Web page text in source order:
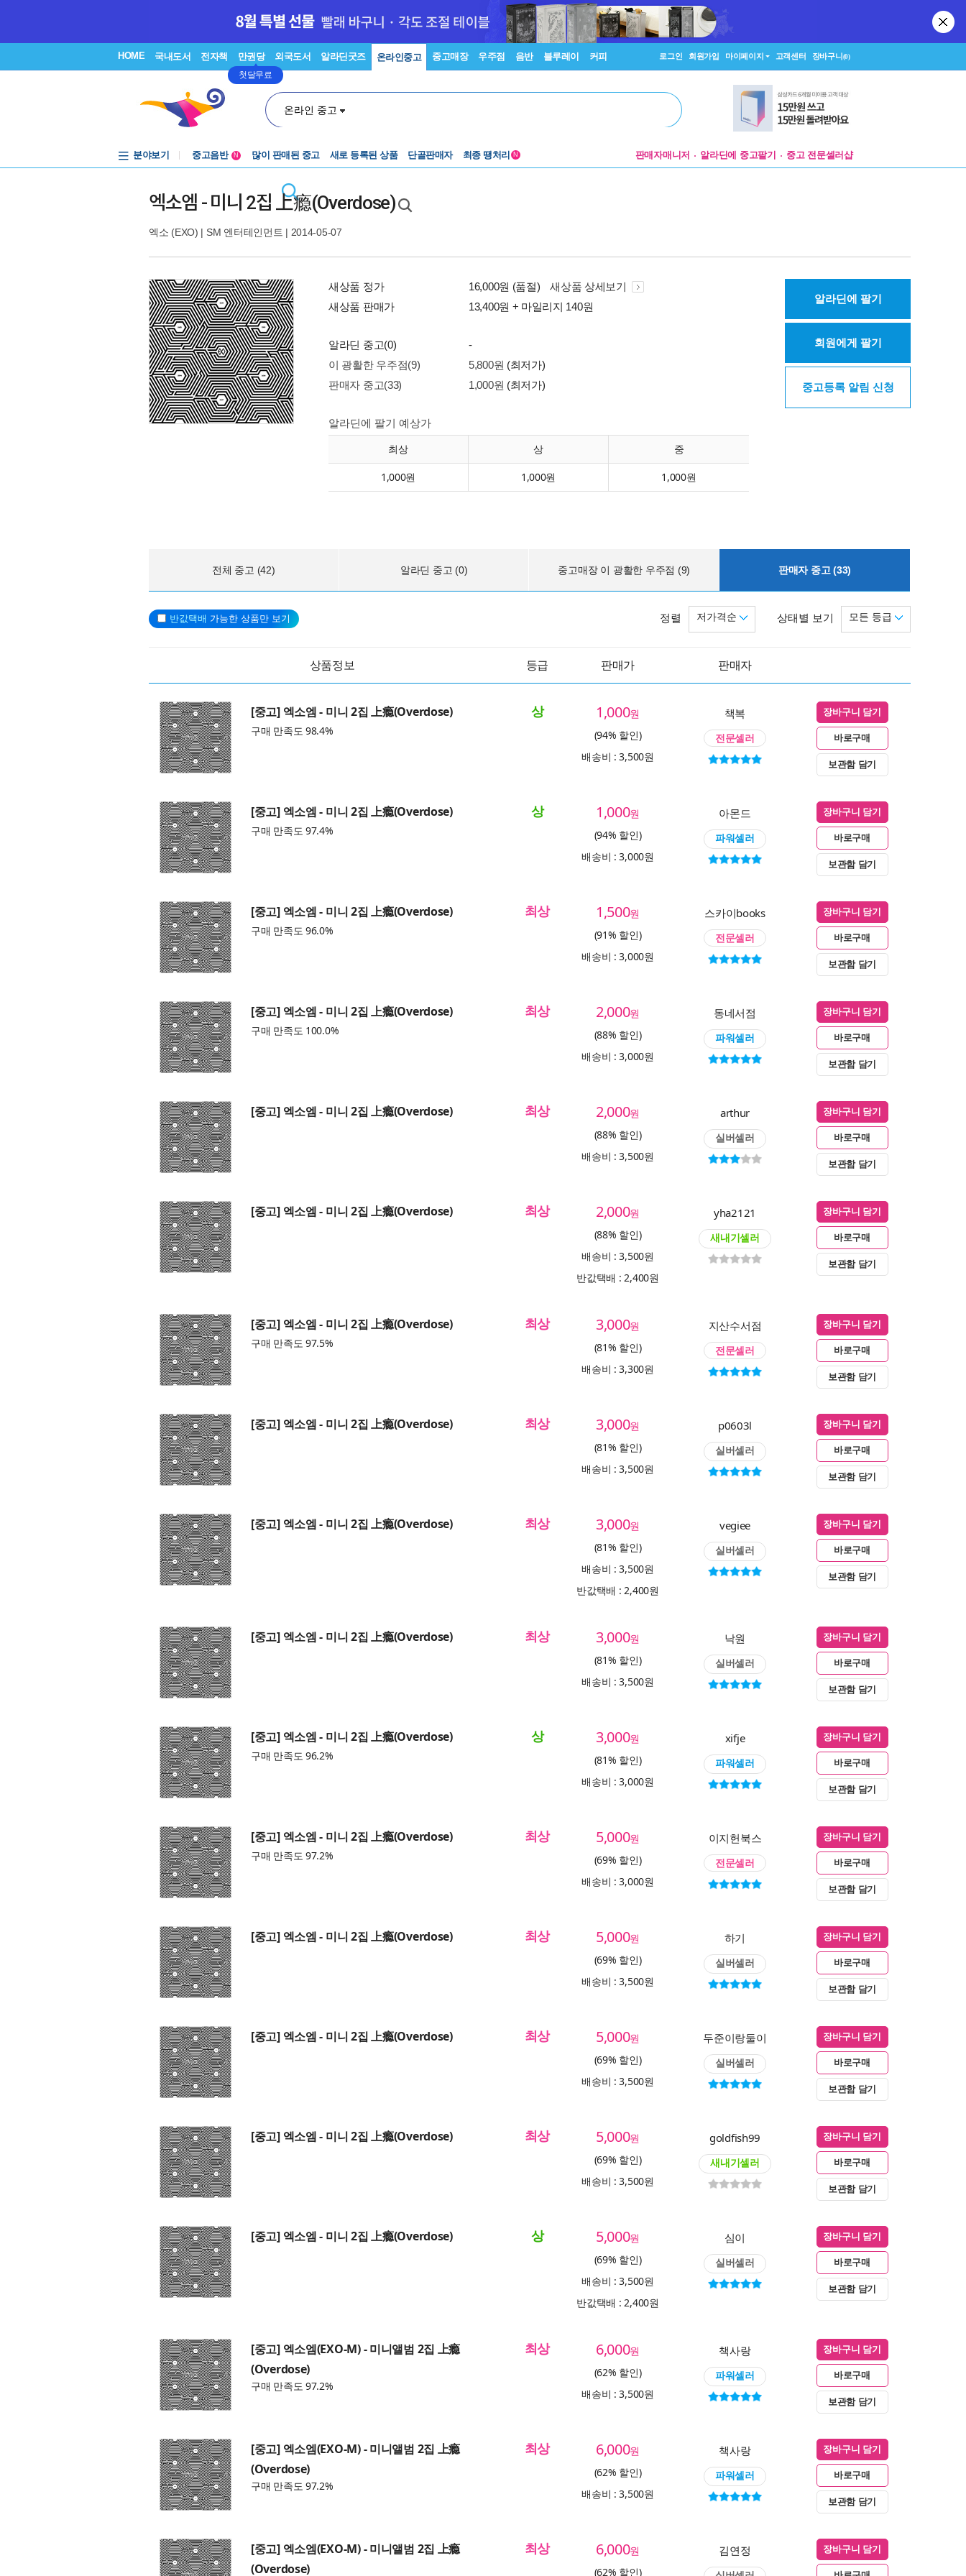
HOME 국내도서 전자책 만권당
첫달무료
외국도서 알라딘굿즈 온라인중고 중고매장 우주점 음반 블루레이 커피 로그인 회원가입 마이페이지 고객센터 장바구니(0)
온라인 중고
분야보기
중고음반
중고음반
N 많이 판매된 중고 새로 등록된 상품 단골판매자 최종 땡처리 N 판매자매니저 알라딘에 중고팔기 중고 전문셀러샵
엑소엠 - 미니 2집 上瘾(Overdose)
엑소 (EXO) | SM 엔터테인먼트 | 2014-05-07
새상품 정가 16,000원 (품절)
새상품 상세보기
새상품 판매가
13,400원 + 마일리지 140원
알라딘 중고(0)
-
이 광활한 우주점(9)
5,800원 (최저가)
판매자 중고(33)
1,000원 (최저가)
알라딘에 팔기 예상가
최상 상 중
1,000원 1,000원 1,000원
알라딘에 팔기
회원에게 팔기
중고등록 알림 신청
전체 중고 (42) 알라딘 중고 (0) 중고매장 이 광활한 우주점 (9) 판매자 중고 (33)
반값택배 가능한 상품만 보기 상태별 보기 모든 등급
정렬 저가격순
상품정보 등급 판매가 판매자
[중고] 엑소엠 - 미니 2집 上瘾(Overdose)
구매 만족도 98.4%
상 1,000원
(94% 할인)
배송비 : 3,500원
책복
전문셀러
장바구니 담기
바로구매
보관함 담기
[중고] 엑소엠 - 미니 2집 上瘾(Overdose)
구매 만족도 97.4%
상 1,000원
(94% 할인)
배송비 : 3,000원
아몬드
파워셀러
장바구니 담기
바로구매
보관함 담기
[중고] 엑소엠 - 미니 2집 上瘾(Overdose)
구매 만족도 96.0%
최상 1,500원
(91% 할인)
배송비 : 3,000원
스카이books
전문셀러
장바구니 담기
바로구매
보관함 담기
[중고] 엑소엠 - 미니 2집 上瘾(Overdose)
구매 만족도 100.0%
최상 2,000원
(88% 할인)
배송비 : 3,000원
동네서점
파워셀러
장바구니 담기
바로구매
보관함 담기
[중고] 엑소엠 - 미니 2집 上瘾(Overdose) 최상 2,000원
(88% 할인)
배송비 : 3,500원
arthur
실버셀러
장바구니 담기
바로구매
보관함 담기
[중고] 엑소엠 - 미니 2집 上瘾(Overdose) 최상 2,000원
(88% 할인)
배송비 : 3,500원
반값택배 : 2,400원
yha2121
새내기셀러
장바구니 담기
바로구매
보관함 담기
[중고] 엑소엠 - 미니 2집 上瘾(Overdose)
구매 만족도 97.5%
최상 3,000원
(81% 할인)
배송비 : 3,300원
지산수서점
전문셀러
장바구니 담기
바로구매
보관함 담기
[중고] 엑소엠 - 미니 2집 上瘾(Overdose) 최상 3,000원
(81% 할인)
배송비 : 3,500원
p0603l
실버셀러
장바구니 담기
바로구매
보관함 담기
[중고] 엑소엠 - 미니 2집 上瘾(Overdose) 최상 3,000원
(81% 할인)
배송비 : 3,500원
반값택배 : 2,400원
vegiee
실버셀러
장바구니 담기
바로구매
보관함 담기
[중고] 엑소엠 - 미니 2집 上瘾(Overdose) 최상 3,000원
(81% 할인)
배송비 : 3,500원
낙원
실버셀러
장바구니 담기
바로구매
보관함 담기
[중고] 엑소엠 - 미니 2집 上瘾(Overdose)
구매 만족도 96.2%
상 3,000원
(81% 할인)
배송비 : 3,000원
xifje
파워셀러
장바구니 담기
바로구매
보관함 담기
[중고] 엑소엠 - 미니 2집 上瘾(Overdose)
구매 만족도 97.2%
최상 5,000원
(69% 할인)
배송비 : 3,000원
이지헌북스
전문셀러
장바구니 담기
바로구매
보관함 담기
[중고] 엑소엠 - 미니 2집 上瘾(Overdose) 최상 5,000원
(69% 할인)
배송비 : 3,500원
하기
실버셀러
장바구니 담기
바로구매
보관함 담기
[중고] 엑소엠 - 미니 2집 上瘾(Overdose) 최상 5,000원
(69% 할인)
배송비 : 3,500원
두준이랑둘이
실버셀러
장바구니 담기
바로구매
보관함 담기
[중고] 엑소엠 - 미니 2집 上瘾(Overdose) 최상 5,000원
(69% 할인)
배송비 : 3,500원
goldfish99
새내기셀러
장바구니 담기
바로구매
보관함 담기
[중고] 엑소엠 - 미니 2집 上瘾(Overdose) 상 5,000원
(69% 할인)
배송비 : 3,500원
반값택배 : 2,400원
심이
실버셀러
장바구니 담기
바로구매
보관함 담기
[중고] 엑소엠(EXO-M) - 미니앨범 2집 上瘾
(Overdose)
구매 만족도 97.2%
최상 6,000원
(62% 할인)
배송비 : 3,500원
책사랑
파워셀러
장바구니 담기
바로구매
보관함 담기
[중고] 엑소엠(EXO-M) - 미니앨범 2집 上瘾
(Overdose)
구매 만족도 97.2%
최상 6,000원
(62% 할인)
배송비 : 3,500원
책사랑
파워셀러
장바구니 담기
바로구매
보관함 담기
[중고] 엑소엠(EXO-M) - 미니앨범 2집 上瘾
(Overdose)
최상 6,000원
(62% 할인)
김연정 장바구니 담기